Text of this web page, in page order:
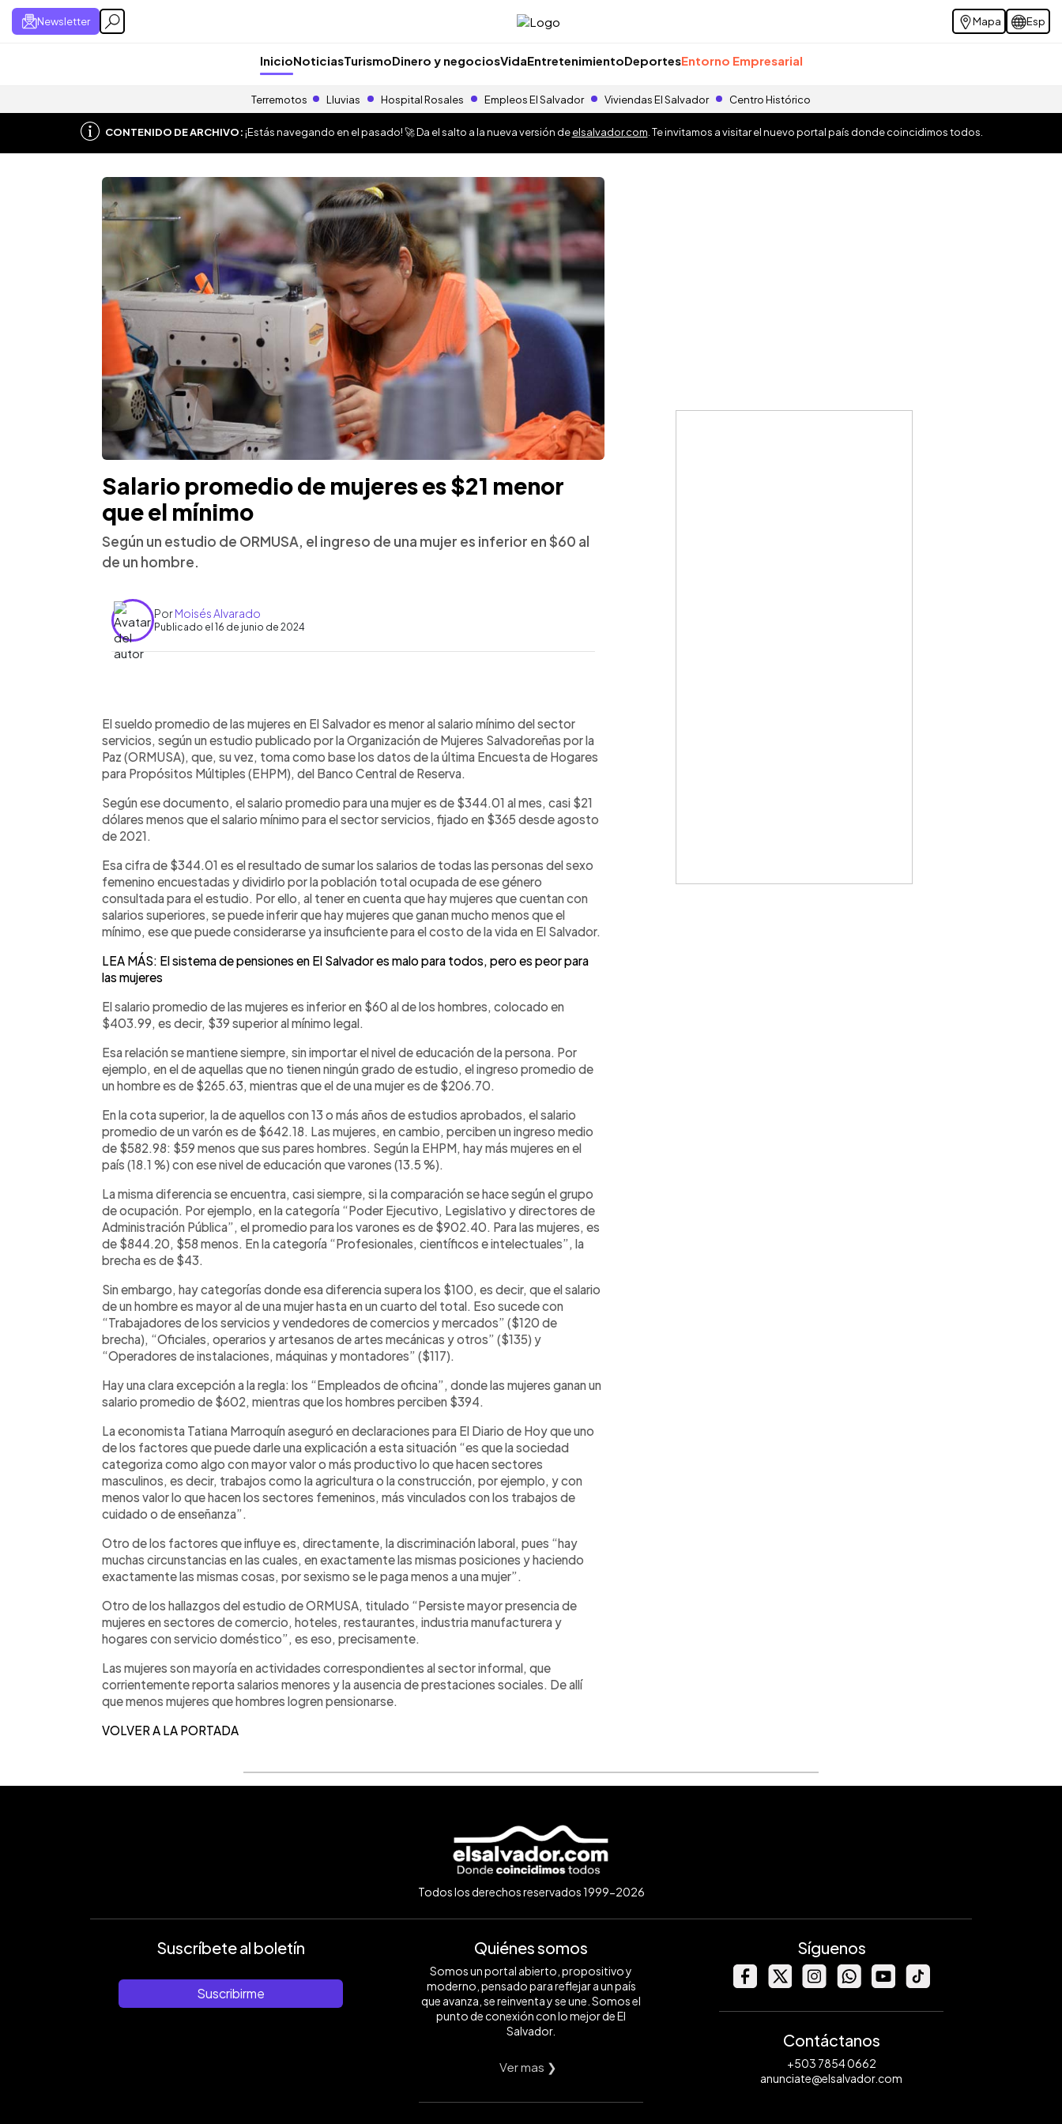
Newsletter Mapa Esp
InicioNoticiasTurismoDinero y negociosVidaEntretenimientoDeportesEntorno Empresarial
Terremotos Lluvias Hospital Rosales Empleos El Salvador Viviendas El Salvador Centro Histórico
CONTENIDO DE ARCHIVO:¡Estás navegando en el pasado! 🚀 Da el salto a la nueva versión deelsalvador.com . Te invitamos a visitar el nuevo portal país donde coincidimos todos.
Salario promedio de mujeres es $21 menor
que el mínimo
Según un estudio de ORMUSA, el ingreso de una mujer es inferior en $60 al
de un hombre.
PorMoisés Alvarado
Publicado el 16 de junio de 2024
Escuchar artículo
El sueldo promedio de las mujeres en El Salvador es menor al salario mínimo del sector
servicios, según un estudio publicado por la Organización de Mujeres Salvadoreñas por la
Paz (ORMUSA), que, su vez, toma como base los datos de la última Encuesta de Hogares
para Propósitos Múltiples (EHPM), del Banco Central de Reserva.
Según ese documento, el salario promedio para una mujer es de $344.01 al mes, casi $21
dólares menos que el salario mínimo para el sector servicios, fijado en $365 desde agosto
de 2021.
Esa cifra de $344.01 es el resultado de sumar los salarios de todas las personas del sexo
femenino encuestadas y dividirlo por la población total ocupada de ese género
consultada para el estudio. Por ello, al tener en cuenta que hay mujeres que cuentan con
salarios superiores, se puede inferir que hay mujeres que ganan mucho menos que el
mínimo, ese que puede considerarse ya insuficiente para el costo de la vida en El Salvador.
LEA MÁS: El sistema de pensiones en El Salvador es malo para todos, pero es peor para
las mujeres
El salario promedio de las mujeres es inferior en $60 al de los hombres, colocado en
$403.99, es decir, $39 superior al mínimo legal.
Esa relación se mantiene siempre, sin importar el nivel de educación de la persona. Por
ejemplo, en el de aquellas que no tienen ningún grado de estudio, el ingreso promedio de
un hombre es de $265.63, mientras que el de una mujer es de $206.70.
En la cota superior, la de aquellos con 13 o más años de estudios aprobados, el salario
promedio de un varón es de $642.18. Las mujeres, en cambio, perciben un ingreso medio
de $582.98: $59 menos que sus pares hombres. Según la EHPM, hay más mujeres en el
país (18.1 %) con ese nivel de educación que varones (13.5 %).
La misma diferencia se encuentra, casi siempre, si la comparación se hace según el grupo
de ocupación. Por ejemplo, en la categoría “Poder Ejecutivo, Legislativo y directores de
Administración Pública”, el promedio para los varones es de $902.40. Para las mujeres, es
de $844.20, $58 menos. En la categoría “Profesionales, científicos e intelectuales”, la
brecha es de $43.
Sin embargo, hay categorías donde esa diferencia supera los $100, es decir, que el salario
de un hombre es mayor al de una mujer hasta en un cuarto del total. Eso sucede con
“Trabajadores de los servicios y vendedores de comercios y mercados” ($120 de
brecha), “Oficiales, operarios y artesanos de artes mecánicas y otros” ($135) y
“Operadores de instalaciones, máquinas y montadores” ($117).
Hay una clara excepción a la regla: los “Empleados de oficina”, donde las mujeres ganan un
salario promedio de $602, mientras que los hombres perciben $394.
La economista Tatiana Marroquín aseguró en declaraciones para El Diario de Hoy que uno
de los factores que puede darle una explicación a esta situación “es que la sociedad
categoriza como algo con mayor valor o más productivo lo que hacen sectores
masculinos, es decir, trabajos como la agricultura o la construcción, por ejemplo, y con
menos valor lo que hacen los sectores femeninos, más vinculados con los trabajos de
cuidado o de enseñanza”.
Otro de los factores que influye es, directamente, la discriminación laboral, pues “hay
muchas circunstancias en las cuales, en exactamente las mismas posiciones y haciendo
exactamente las mismas cosas, por sexismo se le paga menos a una mujer”.
Otro de los hallazgos del estudio de ORMUSA, titulado “Persiste mayor presencia de
mujeres en sectores de comercio, hoteles, restaurantes, industria manufacturera y
hogares con servicio doméstico”, es eso, precisamente.
Las mujeres son mayoría en actividades correspondientes al sector informal, que
corrientemente reporta salarios menores y la ausencia de prestaciones sociales. De allí
que menos mujeres que hombres logren pensionarse.
VOLVER A LA PORTADA
Todos los derechos reservados 1999-2026
Suscríbete al boletín
Suscribirme
Quiénes somos
Somos un portal abierto, propositivo y
moderno, pensado para reflejar a un país
que avanza, se reinventa y se une. Somos el
punto de conexión con lo mejor de El
Salvador.
Ver mas ❯
Síguenos
Contáctanos
+503 7854 0662
anunciate@elsalvador.com